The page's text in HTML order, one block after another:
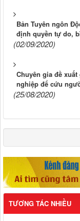
Bản Tuyên ngôn
định quyền tự do,
(02/09/2020)
Chuyên gia đề
nghiệp để cứu
(25/08/2020)
TƯƠNG TÁC NHIỀU